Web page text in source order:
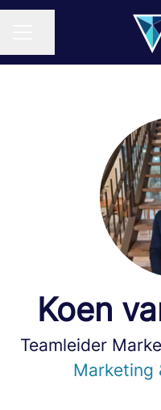
Koen
Teamleider
Marketing